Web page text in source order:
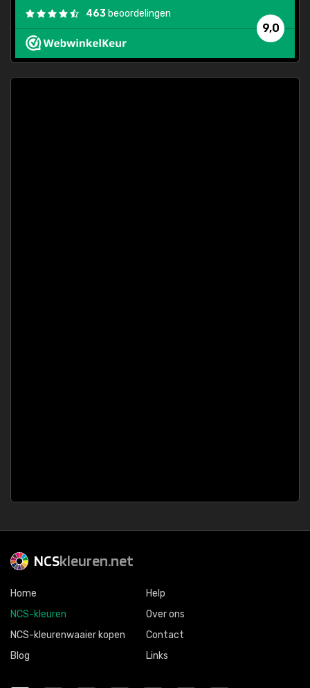
9,0
463 beoordelingen
NCSkleuren.net
Home
NCS-kleuren
NCS-kleurenwaaier kopen
Blog
Help
Over ons
Contact
Links